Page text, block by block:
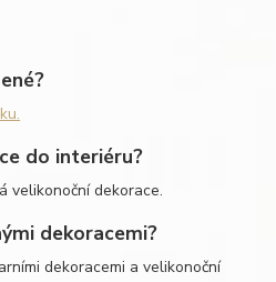
do interiéru?
velikonoční dekorace.
dekoracemi?
dekoracemi a velikonoční